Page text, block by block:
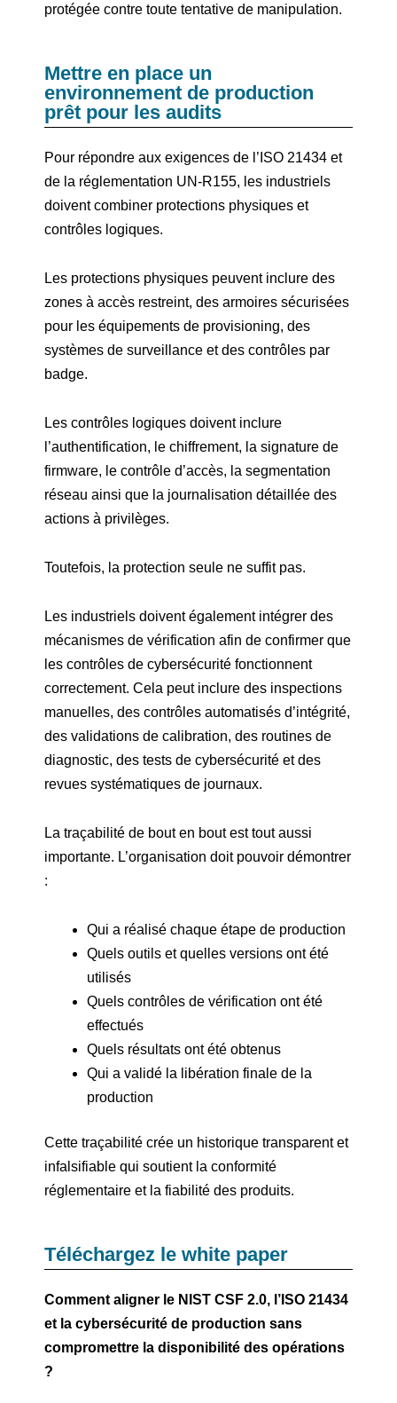
protégée contre toute tentative de manipulation.
Mettre en place un
environnement de production
prêt pour les audits
Pour répondre aux exigences de l’ISO 21434 et
de la réglementation UN-R155, les industriels
doivent combiner protections physiques et
contrôles logiques.
Les protections physiques peuvent inclure des
zones à accès restreint, des armoires sécurisées
pour les équipements de provisioning, des
systèmes de surveillance et des contrôles par
badge.
Les contrôles logiques doivent inclure
l’authentification, le chiffrement, la signature de
firmware, le contrôle d’accès, la segmentation
réseau ainsi que la journalisation détaillée des
actions à privilèges.
Toutefois, la protection seule ne suffit pas.
Les industriels doivent également intégrer des
mécanismes de vérification afin de confirmer que
les contrôles de cybersécurité fonctionnent
correctement. Cela peut inclure des inspections
manuelles, des contrôles automatisés d’intégrité,
des validations de calibration, des routines de
diagnostic, des tests de cybersécurité et des
revues systématiques de journaux.
La traçabilité de bout en bout est tout aussi
importante. L’organisation doit pouvoir démontrer
:
Qui a réalisé chaque étape de production
Quels outils et quelles versions ont été
utilisés
Quels contrôles de vérification ont été
effectués
Quels résultats ont été obtenus
Qui a validé la libération finale de la
production
Cette traçabilité crée un historique transparent et
infalsifiable qui soutient la conformité
réglementaire et la fiabilité des produits.
Téléchargez le white paper
Comment aligner le NIST CSF 2.0, l’ISO 21434
et la cybersécurité de production sans
compromettre la disponibilité des opérations
?